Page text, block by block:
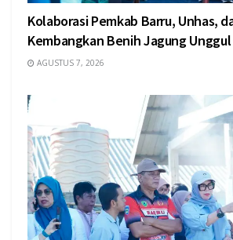
Kolaborasi Pemkab Barru, Unhas,
Kembangkan Benih Jagung Unggul
AGUSTUS 7, 2026